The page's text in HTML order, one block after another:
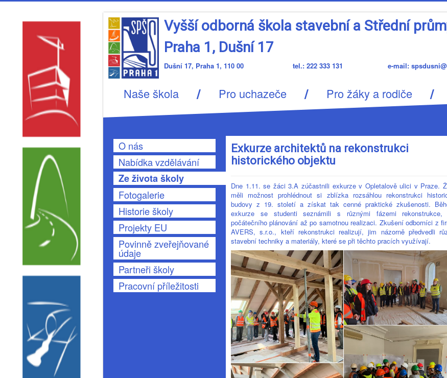
Vyšší odborná škola stavební a Střední
Praha 1, Dušní 17
Dušní 17, Praha 1, 110 00 tel.: 222 333 131 e-mail:
Naše škola / Pro uchazeče / Pro žáky a rodiče /
O nás
Nabídka vzdělávání
Ze života školy
Fotogalerie
Historie školy
Projekty EU
Povinně zveřejňované
údaje
Partneři školy
Pracovní příležitosti
Exkurze architektů na rekonstrukci
historického objektu
Dne 1.11. se žáci 3.A zúčastnili exkurze v Opletalově ulici v Praze.
měli možnost prohlédnout si zblízka rozsáhlou rekonstrukci
budovy z 19. století a získat tak cenné praktické zkušenosti.
exkurze se studenti seznámili s různými fázemi rekonstrukce,
počátečního plánování až po samotnou realizaci. Zkušení odborníci z
AVERS, s.r.o., kteří rekonstrukci realizují, jim názorně předvedli
stavební techniky a materiály, které se při těchto pracích využívají.